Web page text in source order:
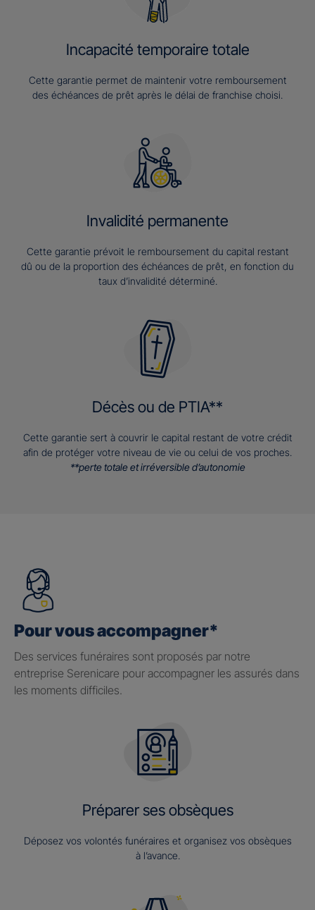
Incapacité temporaire totale
Cette garantie permet de maintenir votre remboursement
des échéances de prêt après le délai de franchise choisi.
Invalidité permanente
Cette garantie prévoit le remboursement du capital restant
dû ou de la proportion des échéances de prêt, en fonction du
taux d’invalidité déterminé.
Décès ou de PTIA**
Cette garantie sert à couvrir le capital restant de votre crédit
afin de protéger votre niveau de vie ou celui de vos proches.
**perte totale et irréversible d’autonomie
Pour vous accompagner*
Des services funéraires sont proposés par notre
entreprise Serenicare pour accompagner les assurés dans
les moments difficiles.
Préparer ses obsèques
Déposez vos volontés funéraires et organisez vos obsèques
à l’avance.